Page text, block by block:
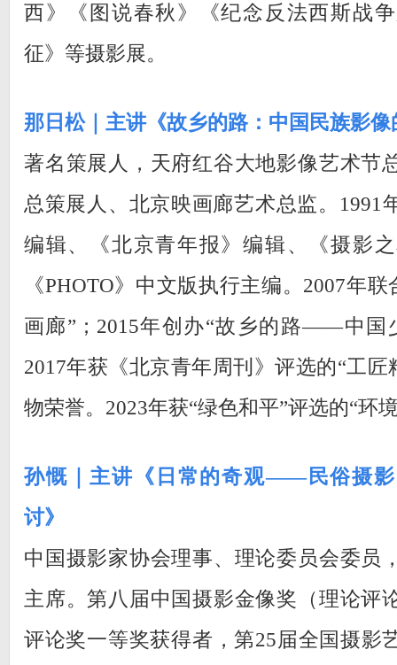
西》《图说春秋》《纪念反法西斯战
征》等摄影展。
那日松｜主讲《故乡的路：中国民族影
著名策展人，天府红谷大地影像艺术节
总策展人、北京映画廊艺术总监。1991
编辑、《北京青年报》编辑、《摄影
《PHOTO》中文版执行主编。2007年
画廊”；2015年创办“故乡的路——中国
2017年获《北京青年周刊》评选的“工匠
物荣誉。2023年获“绿色和平”评选的“环
孙慨｜主讲《日常的奇观——民俗摄
讨》
中国摄影家协会理事、理论委员会委员
主席。第八届中国摄影金像奖（理论评
评论奖一等奖获得者，第25届全国摄影